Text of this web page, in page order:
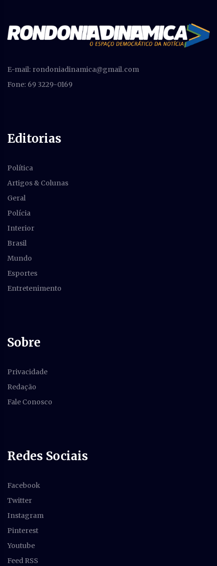
E-mail: rondoniadinamica@gmail.com
Fone: 69 3229-0169
Editorias
Política
Artigos & Colunas
Geral
Polícia
Interior
Brasil
Mundo
Esportes
Entretenimento
Sobre
Privacidade
Redação
Fale Conosco
Redes Sociais
Facebook
Twitter
Instagram
Pinterest
Youtube
Feed RSS